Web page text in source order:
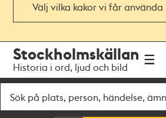
Välj vilka kakor vi får använda
navigationen
huvudinnehållet
Stockholmskällan
Historia i ord, ljud och bild